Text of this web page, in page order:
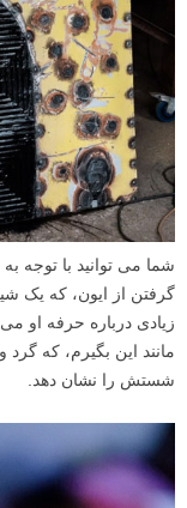
شما می توانید با توجه
گرفتن از ایون، که
زیادی درباره حرفه او
مانند این بگیرم، که
شستش را نشان دهد.